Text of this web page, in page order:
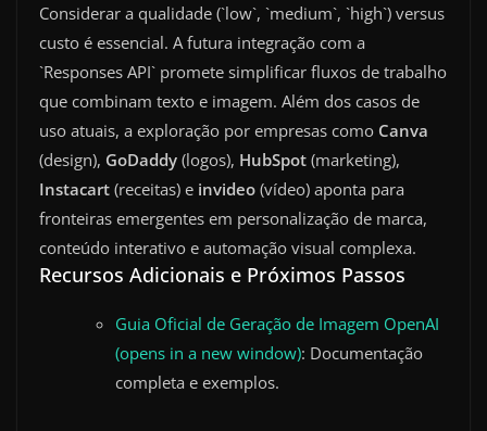
Considerar a qualidade (`low`, `medium`, `high`) versus
custo é essencial. A futura integração com a
`Responses API` promete simplificar fluxos de trabalho
que combinam texto e imagem. Além dos casos de
uso atuais, a exploração por empresas como Canva
(design), GoDaddy (logos), HubSpot (marketing),
Instacart (receitas) e invideo (vídeo) aponta para
fronteiras emergentes em personalização de marca,
conteúdo interativo e automação visual complexa.
Recursos Adicionais e Próximos Passos
Guia Oficial de Geração de Imagem OpenAI
(opens in a new window): Documentação
completa e exemplos.